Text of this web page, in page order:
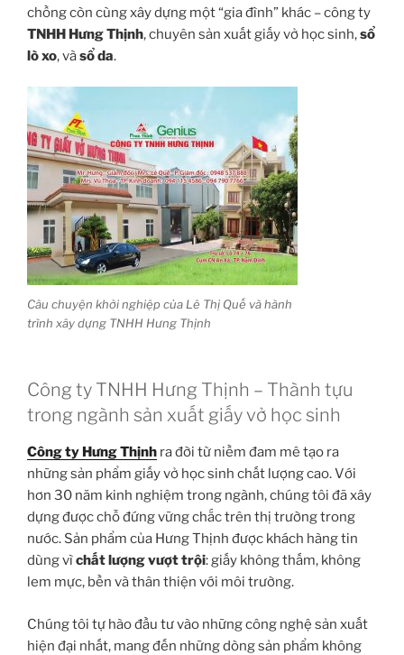
chồng còn cùng xây dựng một “gia đình” khác – công ty
TNHH Hưng Thịnh, chuyên sản xuất giấy vở học sinh,sổ
lò xo, vàsổ da.
Câu chuyện khởi nghiệp của Lê Thị Quế và hành
trình xây dựng TNHH Hưng Thịnh
Công ty TNHH Hưng Thịnh – Thành tựu
trong ngành sản xuất giấy vở học sinh
Công ty Hưng Thịnh ra đời từ niềm đam mê tạo ra
những sản phẩm giấy vở học sinh chất lượng cao. Với
hơn 30 năm kinh nghiệm trong ngành, chúng tôi đã xây
dựng được chỗ đứng vững chắc trên thị trường trong
nước. Sản phẩm của Hưng Thịnh được khách hàng tin
dùng vìchất lượng vượt trội: giấy không thấm, không
lem mực, bền và thân thiện với môi trường.
Chúng tôi tự hào đầu tư vào những công nghệ sản xuất
hiện đại nhất, mang đến những dòng sản phẩm không